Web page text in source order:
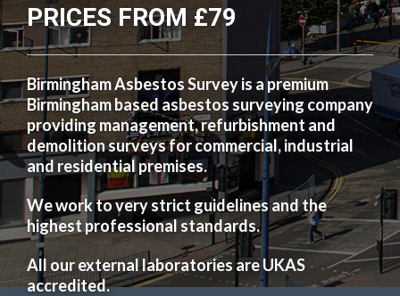
PRICES FROM £79
Birmingham Asbestos Survey is a premium
Birmingham based asbestos surveying company
providing management, refurbishment and
demolition surveys for commercial, industrial
and residential premises.
We work to very strict guidelines and the
highest professional standards.
All our external laboratories are UKAS
accredited.